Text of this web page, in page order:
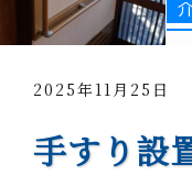
2025年11月25日
手すり設